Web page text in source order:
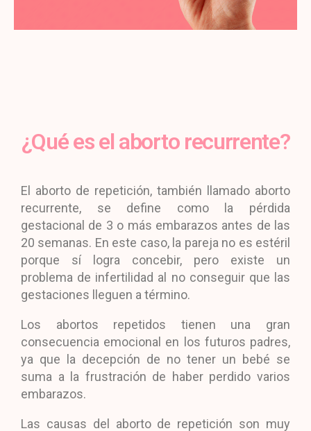
¿Qué es el aborto recurrente?
El aborto de repetición, también llamado aborto
recurrente, se define como la pérdida
gestacional de 3 o más embarazos antes de las
20 semanas. En este caso, la pareja no es estéril
porque sí logra concebir, pero existe un
problema de infertilidad al no conseguir que las
gestaciones lleguen a término.
Los abortos repetidos tienen una gran
consecuencia emocional en los futuros padres,
ya que la decepción de no tener un bebé se
suma a la frustración de haber perdido varios
embarazos.
Las causas del aborto de repetición son muy